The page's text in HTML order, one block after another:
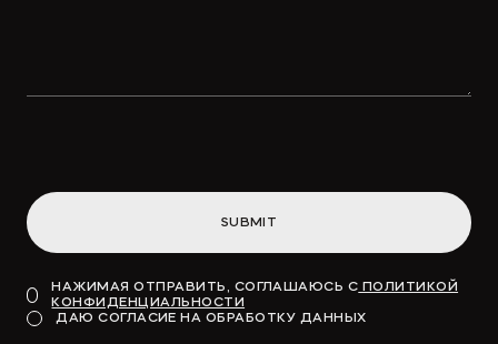
SUBMIT
НАЖИМАЯ ОТПРАВИТЬ, СОГЛАШАЮСЬ С ПОЛИТИКОЙ
КОНФИДЕНЦИАЛЬНОСТИ
ДАЮ СОГЛАСИЕ НА ОБРАБОТКУ ДАННЫХ